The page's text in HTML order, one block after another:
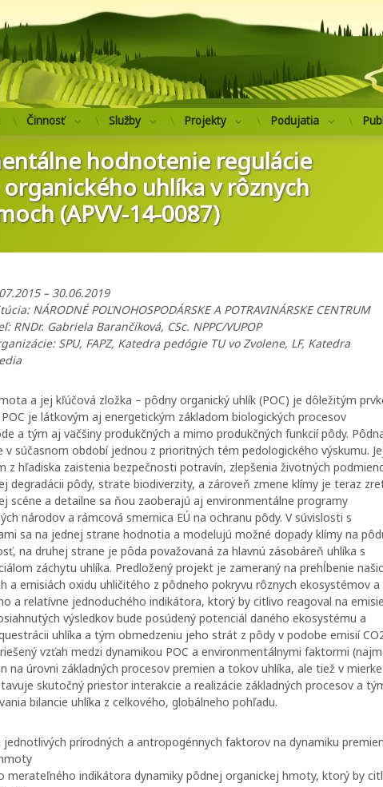
Výskumný ústav
Činnosť Služby Projekty Podujatia
hodnotenie regulácie
uhlíka v rôznych
(APVV-14-0087)
– 30.06.2019
NÁRODNÉ POĽNOHOSPODÁRSKE A POTRAVINÁRSKE CENTRUM
RNDr. Gabriela Barančíková, CSc. NPPC/VUPOP
SPU, FAPZ, Katedra pedógie TU vo Zvolene, LF, Katedra
a jej kľúčová zložka – pôdny organický uhlík (POC) je dôležitým
je látkovým aj energetickým základom biologických procesov
a tým aj väčšiny produkčných a mimo produkčných funkcií pôdy.
súčasnom období jednou z prioritných tém pedologického výskumu.
z hľadiska zaistenia bezpečnosti potravín, zlepšenia životných
degradácii pôdy, strate biodiverzity, a zároveň zmene klímy je teraz
scéne a detailne sa ňou zaoberajú aj environmentálne programy
národov a rámcová smernica EÚ na ochranu pôdy. V súvislosti s
sa na jednej strane hodnotia a modelujú možné dopady klímy na
na druhej strane je pôda považovaná za hlavnú zásobáreň uhlíka s
záchytu uhlíka. Predložený projekt je zameraný na prehĺbenie
a emisiách oxidu uhličitého z pôdneho pokryvu rôznych ekosystémov a
a relatívne jednoduchého indikátora, ktorý by citlivo reagoval na emisie
výsledkov bude posúdený potenciál daného ekosystému a
uhlíka a tým obmedzeniu jeho strát z pôdy v podobe emisií
vzťah medzi dynamikou POC a environmentálnymi faktormi
na úrovni základných procesov premien a tokov uhlíka, ale tiež v mierke
skutočný priestor interakcie a realizácie základných procesov a
bilancie uhlíka z celkového, globálneho pohľadu.
jednotlivých prírodných a antropogénnych faktorov na dynamiku premien
merateľného indikátora dynamiky pôdnej organickej hmoty, ktorý by